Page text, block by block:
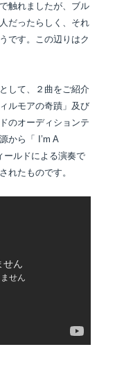
触れましたが、 ブル
だったらしく、それ
です。この辺りはク
して、２曲をご紹介
ルモアの奇蹟」及び
のオーディションテ
から「 I’m A
ールドによる演奏で
れたものです。